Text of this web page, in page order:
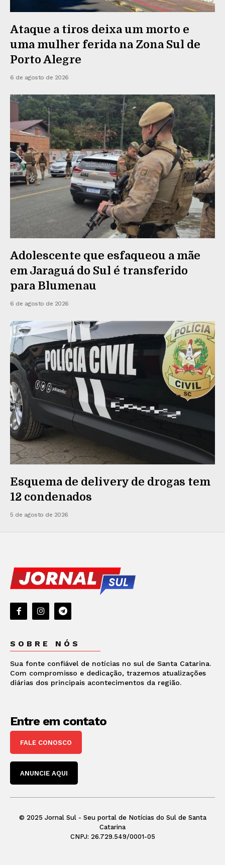
Ataque a tiros deixa um morto e
uma mulher ferida na Zona Sul de
Porto Alegre
6 de agosto de 2026
Adolescente que esfaqueou a mãe
em Jaraguá do Sul é transferido
para Blumenau
6 de agosto de 2026
Esquema de delivery de drogas tem
12 condenados
5 de agosto de 2026
SOBRE NÓS
Sua fonte confiável de notícias no sul de Santa Catarina.
Com compromisso e dedicação, trazemos atualizações
diárias dos principais acontecimentos da região.
Entre em contato
FALE CONOSCO
ANUNCIE AQUI
© 2025 Jornal Sul - Seu portal de Notícias do Sul de Santa
Catarina
CNPJ: 26.729.549/0001-05